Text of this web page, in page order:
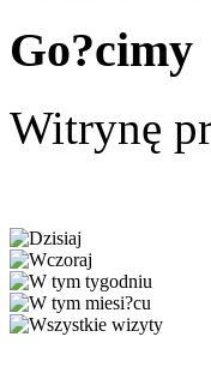
Go?cimy
Witrynę